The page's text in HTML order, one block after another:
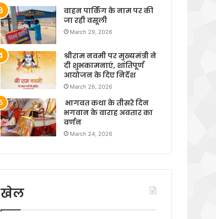
वाहन पार्किंग के नाम पर की
जा रही वसूली
March 29, 2026
श्रीराम नवमी पर मुख्यमंत्री ने
दी शुभकामनाएं, शांतिपूर्ण
आयोजन के दिए निर्देश
March 26, 2026
भागवत कथा के तीसरे दिन
भगवान के वाराह अवतार का
वर्णन
March 24, 2026
खेल